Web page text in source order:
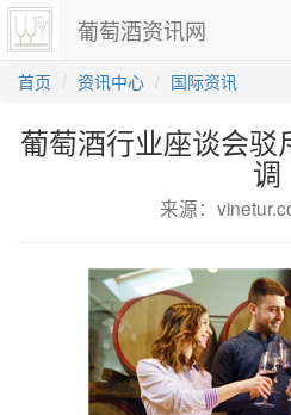
葡萄酒资讯网
首页 资讯中心 国际资讯
葡萄酒行业座谈会驳
调
来源：